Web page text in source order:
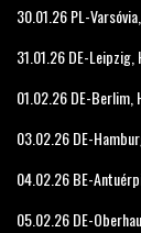
30.01.26 PL-
31.01.26 DE-Leipzig,
01.02.26 DE-Berlim,
03.02.26 DE-
04.02.26 BE-
05.02.26 DE-